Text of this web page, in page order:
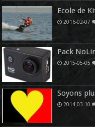
Ecole de
2016-02-07
Pack
2015-05-05
Soyons
2014-03-10